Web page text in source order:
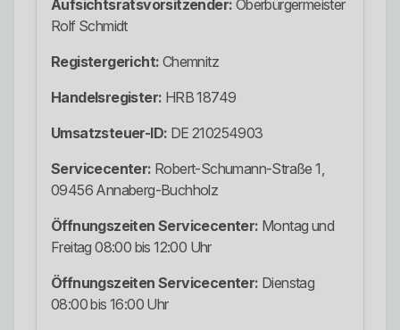
Aufsichtsratsvorsitzender: Oberbürgermeister
Rolf Schmidt
Registergericht: Chemnitz
Handelsregister: HRB 18749
Umsatzsteuer-ID: DE 210254903
Servicecenter: Robert-Schumann-Straße 1,
09456 Annaberg-Buchholz
Öffnungszeiten Servicecenter: Montag und
Freitag 08:00 bis 12:00 Uhr
Öffnungszeiten Servicecenter: Dienstag
08:00 bis 16:00 Uhr